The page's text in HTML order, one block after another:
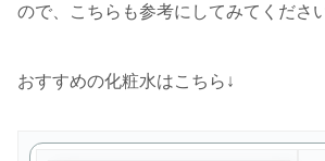
ので、こちらも参考にしてみてくださ
おすすめの化粧水はこちら↓